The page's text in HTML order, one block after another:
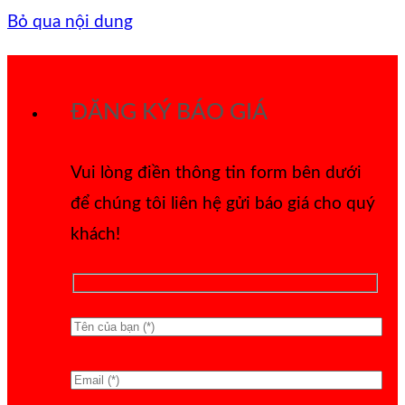
Bỏ qua nội dung
ĐĂNG KÝ BÁO GIÁ
Vui lòng điền thông tin form bên dưới
để chúng tôi liên hệ gửi báo giá cho quý
khách!